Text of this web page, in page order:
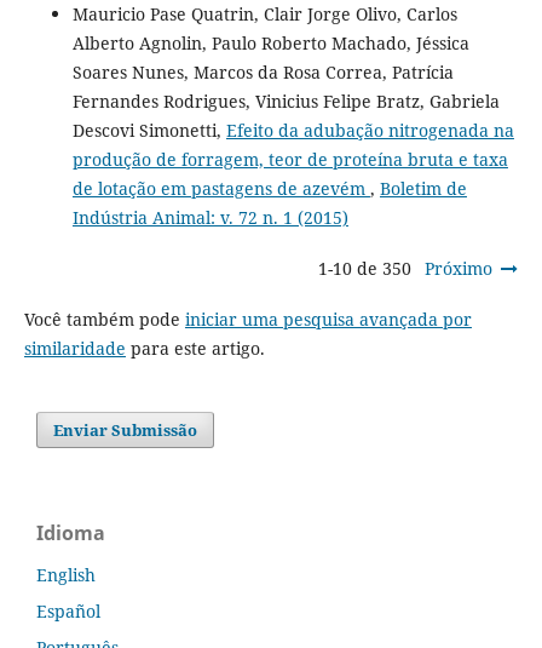
Mauricio Pase Quatrin, Clair Jorge Olivo, Carlos
Alberto Agnolin, Paulo Roberto Machado, Jéssica
Soares Nunes, Marcos da Rosa Correa, Patrícia
Fernandes Rodrigues, Vinicius Felipe Bratz, Gabriela
Descovi Simonetti, Efeito da adubação nitrogenada na
produção de forragem, teor de proteína bruta e taxa
de lotação em pastagens de azevém , Boletim de
Indústria Animal: v. 72 n. 1 (2015)
1-10 de 350 Próximo
Você também pode iniciar uma pesquisa avançada por
similaridade para este artigo.
Enviar Submissão
Idioma
English
Español